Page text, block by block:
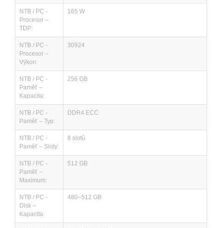
NTB / PC -
Procesor –
TDP:
165 W
NTB / PC -
Procesor –
Výkon:
30924
NTB / PC -
Paměť –
Kapacita:
256 GB
NTB / PC -
Paměť – Typ:
DDR4 ECC
NTB / PC -
Paměť – Sloty:
8 slotů
NTB / PC -
Paměť –
Maximum:
512 GB
NTB / PC -
Disk –
Kapacita:
480–512 GB